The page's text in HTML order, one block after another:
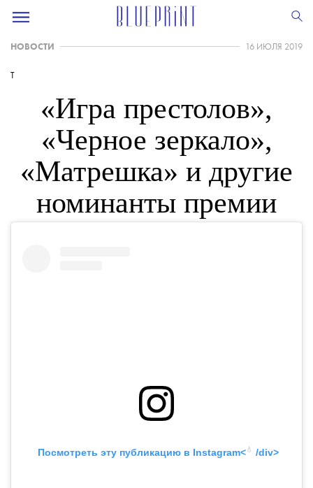
НОВОСТИ 16 ИЮЛЯ 2019
T
«Игра престолов»,
«Черное зеркало»,
«Матрешка» и другие
номинанты премии
Посмотреть эту публикацию в Instagram<💧 /div>